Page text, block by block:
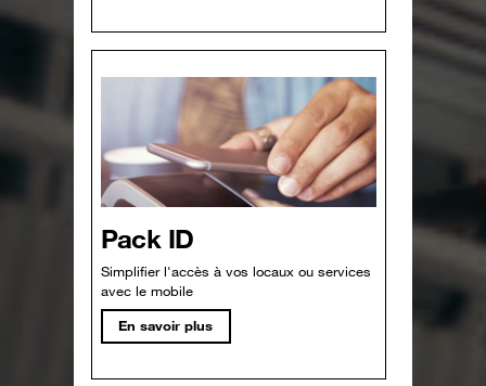
Pack ID
Simplifier l'accès à vos locaux ou services
avec le mobile
En savoir plus